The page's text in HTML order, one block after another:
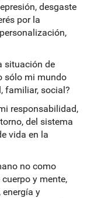
desgaste
por la
situación de
sólo mi mundo
familiar, social?
responsabilidad,
del sistema
vida en la
no como
y mente,
energía y